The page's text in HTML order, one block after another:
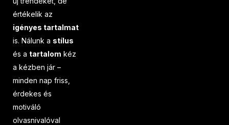
értékelik az
igényes tartalmat
is. Nálunk a stílus
és a tartalom kéz
a kézben jár –
minden nap friss,
érdekes és
motiváló
olvasnivalóval